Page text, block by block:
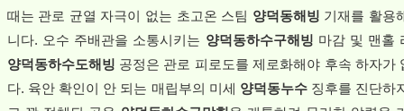
때는 관로 균열 자극이 없는 초고온 스팀 양덕동해빙 기재를 활용
니다. 오수 주배관을 소통시키는 양덕동하수구해빙 마감 및 맨홀
양덕동하수도해빙 공정은 관로 피로도를 제로화해야 후속 하자가
다. 육안 확인이 안 되는 매립부의 미세 양덕동누수징후를 진단하